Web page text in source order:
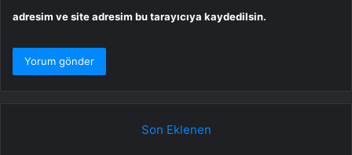
adresim ve site adresim bu tarayıcıya kaydedilsin.
Son Eklenen